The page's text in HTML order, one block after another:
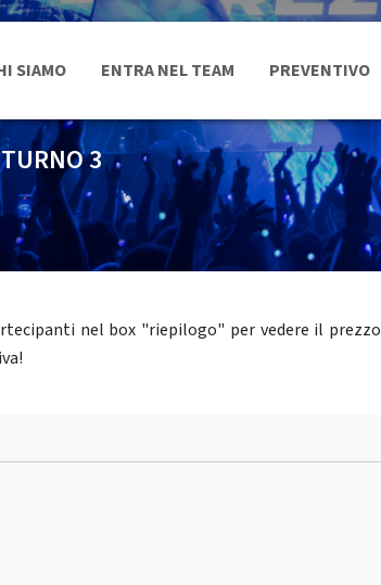
SIAMO ENTRA NEL TEAM PREVENTIVO
3
nel box "riepilogo" per vedere il